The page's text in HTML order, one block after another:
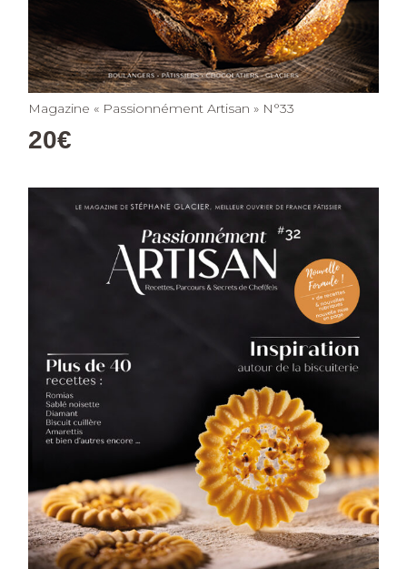
Magazine « Passionnément Artisan » N°33
20€